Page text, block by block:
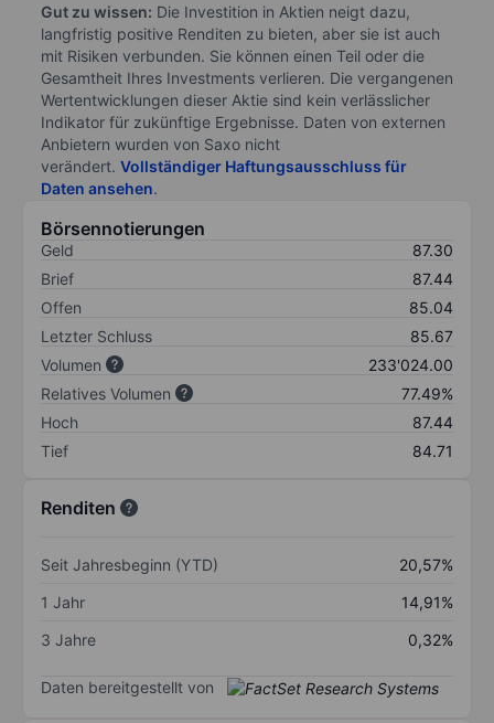
Gut zu wissen: Die Investition in Aktien neigt dazu,
langfristig positive Renditen zu bieten, aber sie ist auch
mit Risiken verbunden. Sie können einen Teil oder die
Gesamtheit Ihres Investments verlieren. Die vergangenen
Wertentwicklungen dieser Aktie sind kein verlässlicher
Indikator für zukünftige Ergebnisse. Daten von externen
Anbietern wurden von Saxo nicht
verändert. Vollständiger Haftungsausschluss für
Daten ansehen.
Börsennotierungen
Geld
87.30
Brief
87.44
Offen
85.04
Letzter Schluss
85.67
Volumen
233'024.00
Relatives Volumen
77.49%
Hoch
87.44
Tief
84.71
Renditen
Seit Jahresbeginn (YTD)
20,57%
1 Jahr
14,91%
3 Jahre
0,32%
Daten bereitgestellt von